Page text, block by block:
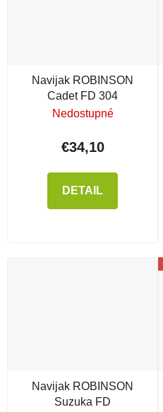
Navijak ROBINSON
Cadet FD 304
Nedostupné
€34,10
DETAIL
Navijak ROBINSON
Suzuka FD